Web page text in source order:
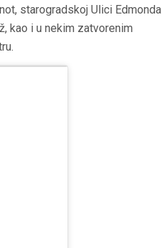
starogradskoj Ulici Edmonda
kao i u nekim zatvorenim